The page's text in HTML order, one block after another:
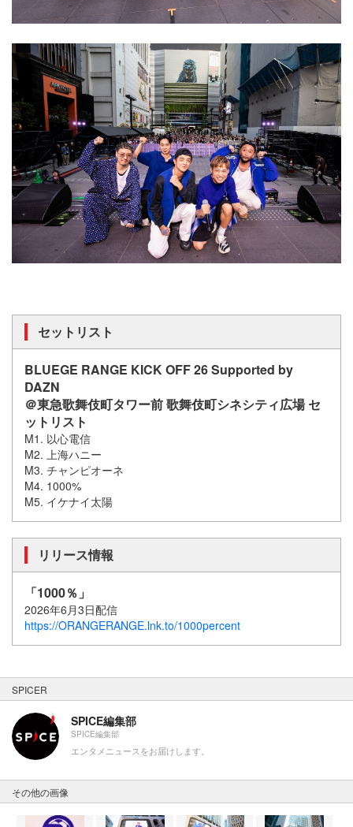
セットリスト
BLUEGE RANGE KICK OFF 26 Supported by
DAZN
＠東急歌舞伎町タワー前 歌舞伎町シネシティ広場 セ
ットリスト
M1. 以心電信
M2. 上海ハニー
M3. チャンピオーネ
M4. 1000%
M5. イケナイ太陽
リリース情報
「1000％」
2026年6月3日配信
https://ORANGERANGE.lnk.to/1000percent
SPICER
SPICE編集部
SPICE編集部
エンタメニュースをお届けします。
その他の画像